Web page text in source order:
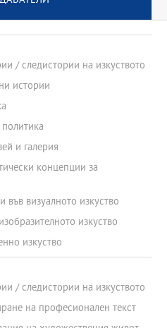
/ следистории на изкуството
истории
и галерия
концепции за
визуалното изкуство
изкуство
изкуство
/ следистории на изкуството
на професионален текст